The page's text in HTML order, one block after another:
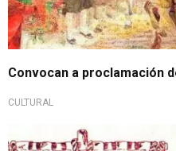
Convocan a proclamación
CULTURAL